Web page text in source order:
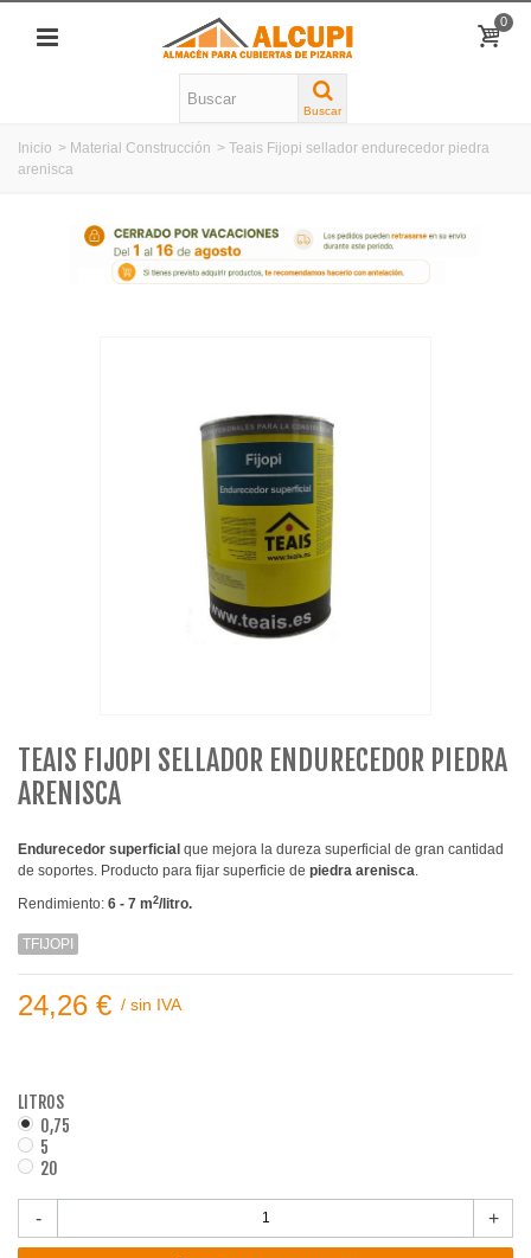
0
Buscar
Inicio > Material Construcción > Teais Fijopi sellador endurecedor piedra
arenisca
TEAIS FIJOPI SELLADOR ENDURECEDOR PIEDRA
ARENISCA
Endurecedor superficial que mejora la dureza superficial de gran cantidad
de soportes. Producto para fijar superficie de piedra arenisca.
Rendimiento: 6 - 7 m2/litro.
TFIJOPI
24,26 € / sin IVA
LITROS
0,75
5
20
- +